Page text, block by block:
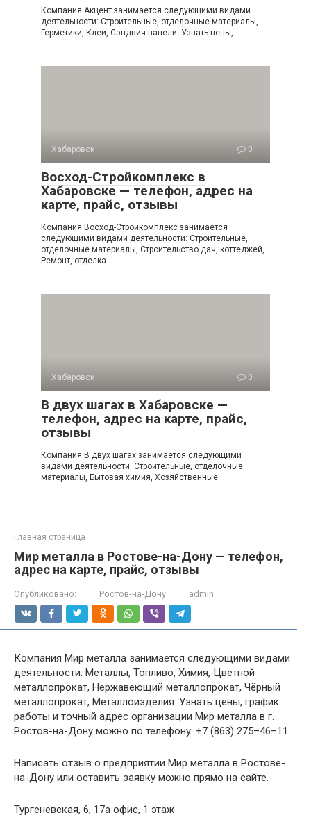
Компания Акцент занимается следующими видами
деятельности: Строительные, отделочные материалы,
Герметики, Клеи, Сэндвич-панели. Узнать цены,
Хабаровск 0
Восход-Стройкомплекс в
Хабаровске — телефон, адрес на
карте, прайс, отзывы
Компания Восход-Стройкомплекс занимается
следующими видами деятельности: Строительные,
отделочные материалы, Строительство дач, коттеджей,
Ремонт, отделка
Хабаровск 0
В двух шагах в Хабаровске —
телефон, адрес на карте, прайс,
отзывы
Компания В двух шагах занимается следующими
видами деятельности: Строительные, отделочные
материалы, Бытовая химия, Хозяйственные
Главная страница
Мир металла в Ростове-на-Дону — телефон,
адрес на карте, прайс, отзывы
Опубликовано: Ростов-на-Дону admin
Компания Мир металла занимается следующими видами
деятельности: Металлы, Топливо, Химия, Цветной
металлопрокат, Нержавеющий металлопрокат, Чёрный
металлопрокат, Металлоизделия. Узнать цены, график
работы и точный адрес организации Мир металла в г.
Ростов-на-Дону можно по телефону: +7 (863) 275–46–11.
Написать отзыв о предприятии Мир металла в Ростове-
на-Дону или оставить заявку можно прямо на сайте.
Тургеневская, 6, 17а офис, 1 этаж